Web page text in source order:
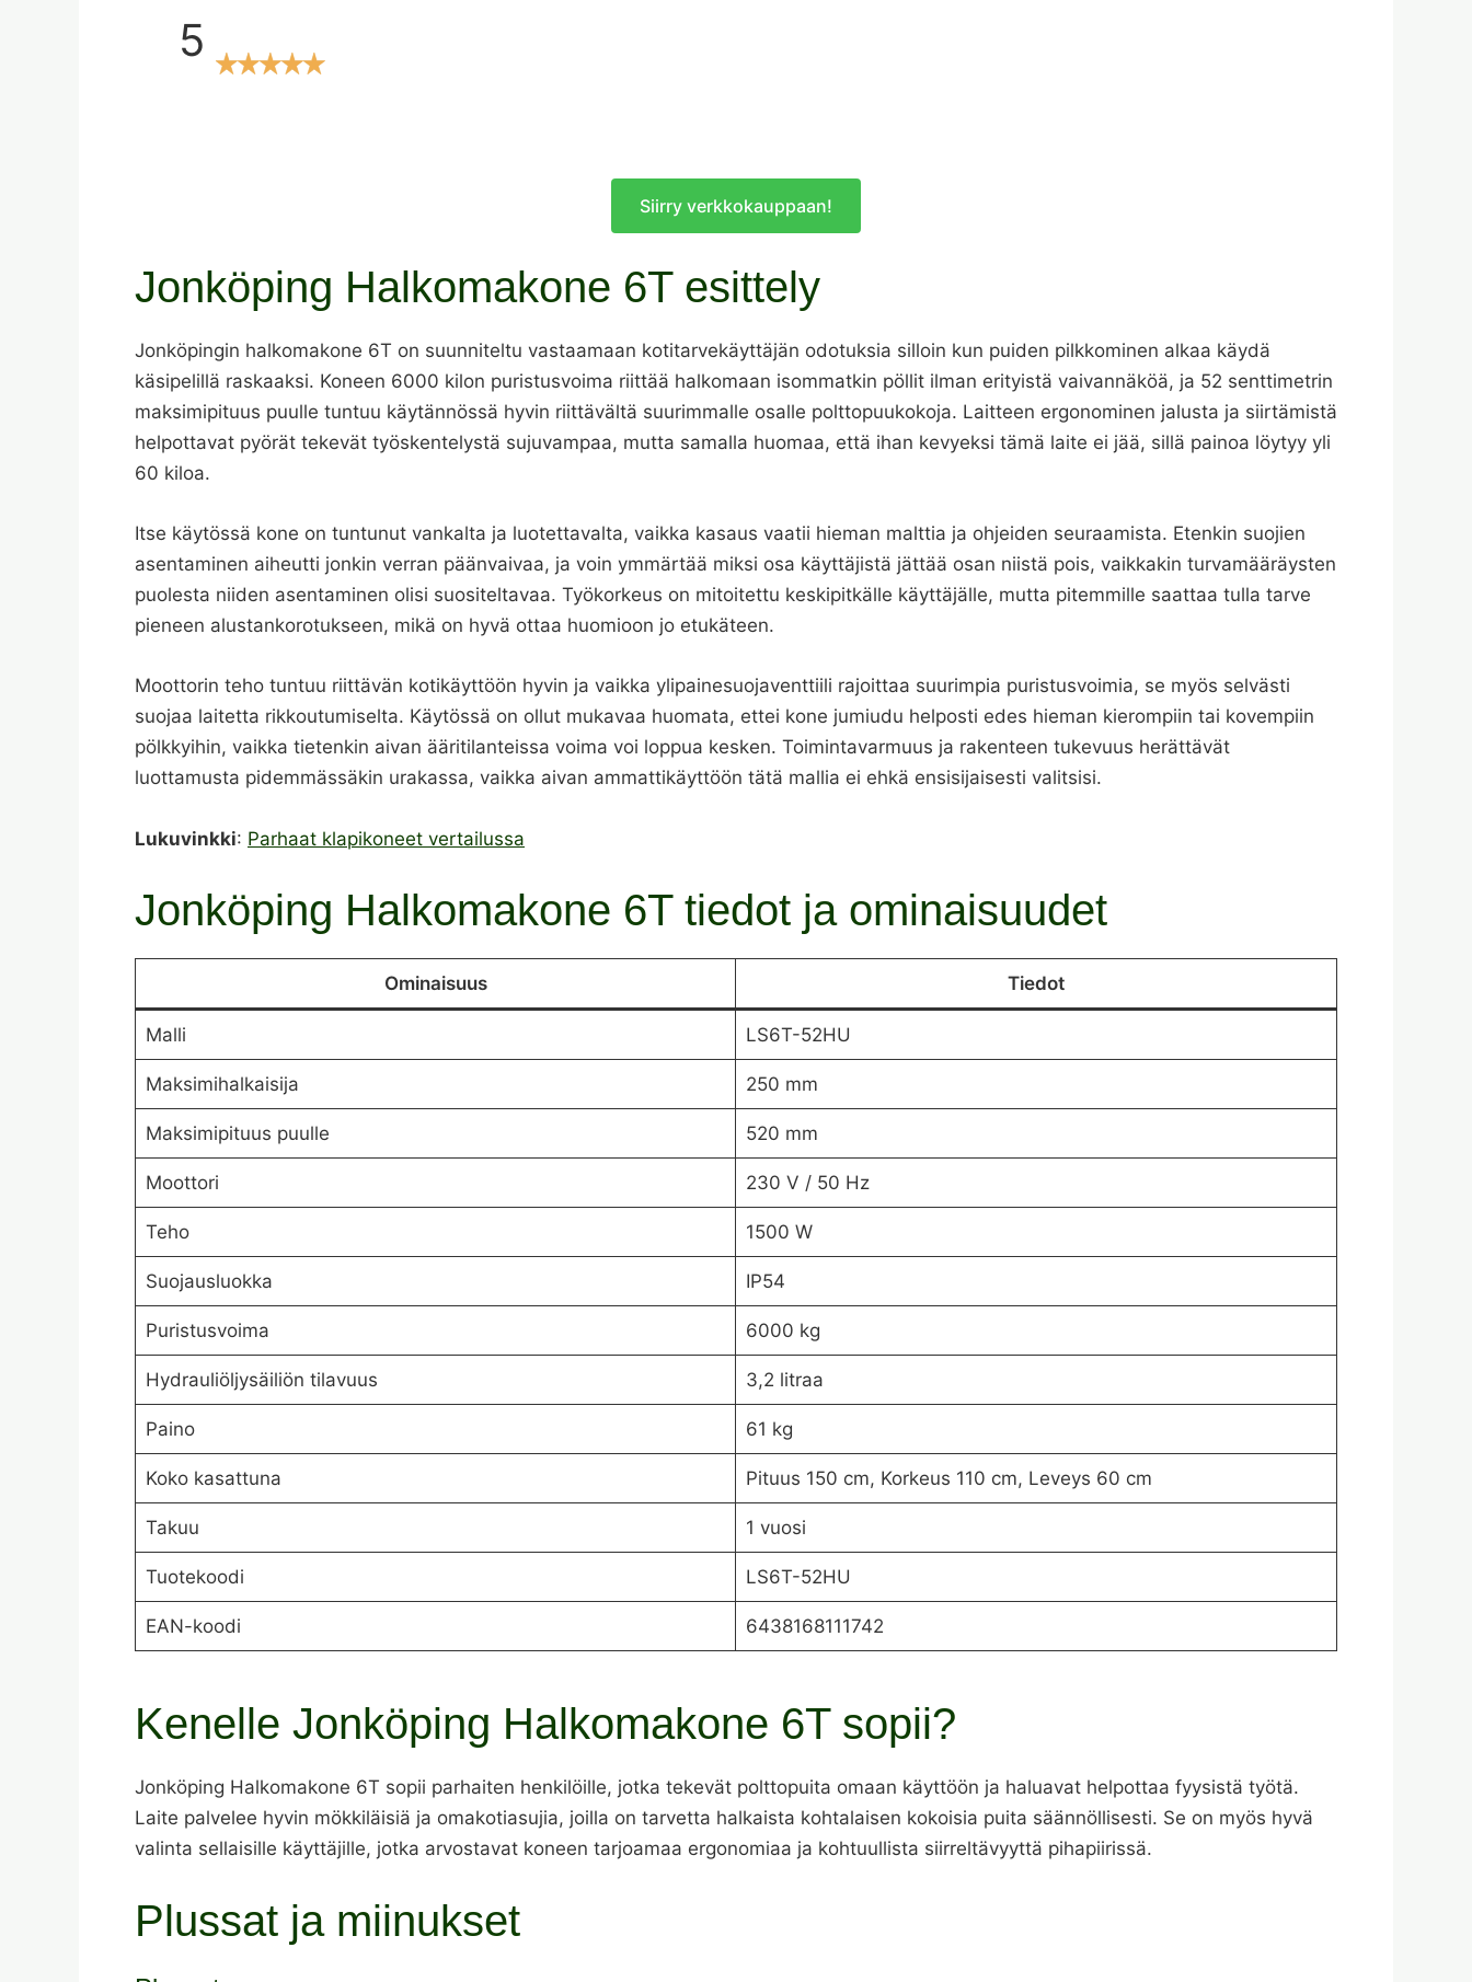
5
Siirry verkkokauppaan!
Jonköping Halkomakone 6T esittely
Jonköpingin halkomakone 6T on suunniteltu vastaamaan kotitarvekäyttäjän odotuksia silloin kun puiden pilkkominen alkaa käydä
käsipelillä raskaaksi. Koneen 6000 kilon puristusvoima riittää halkomaan isommatkin pöllit ilman erityistä vaivannäköä, ja 52 senttimetrin
maksimipituus puulle tuntuu käytännössä hyvin riittävältä suurimmalle osalle polttopuukokoja. Laitteen ergonominen jalusta ja siirtämistä
helpottavat pyörät tekevät työskentelystä sujuvampaa, mutta samalla huomaa, että ihan kevyeksi tämä laite ei jää, sillä painoa löytyy yli
60 kiloa.
Itse käytössä kone on tuntunut vankalta ja luotettavalta, vaikka kasaus vaatii hieman malttia ja ohjeiden seuraamista. Etenkin suojien
asentaminen aiheutti jonkin verran päänvaivaa, ja voin ymmärtää miksi osa käyttäjistä jättää osan niistä pois, vaikkakin turvamääräysten
puolesta niiden asentaminen olisi suositeltavaa. Työkorkeus on mitoitettu keskipitkälle käyttäjälle, mutta pitemmille saattaa tulla tarve
pieneen alustankorotukseen, mikä on hyvä ottaa huomioon jo etukäteen.
Moottorin teho tuntuu riittävän kotikäyttöön hyvin ja vaikka ylipainesuojaventtiili rajoittaa suurimpia puristusvoimia, se myös selvästi
suojaa laitetta rikkoutumiselta. Käytössä on ollut mukavaa huomata, ettei kone jumiudu helposti edes hieman kierompiin tai kovempiin
pölkkyihin, vaikka tietenkin aivan ääritilanteissa voima voi loppua kesken. Toimintavarmuus ja rakenteen tukevuus herättävät
luottamusta pidemmässäkin urakassa, vaikka aivan ammattikäyttöön tätä mallia ei ehkä ensisijaisesti valitsisi.
Lukuvinkki: Parhaat klapikoneet vertailussa
Jonköping Halkomakone 6T tiedot ja ominaisuudet
Ominaisuus Tiedot
Malli LS6T-52HU
Maksimihalkaisija 250 mm
Maksimipituus puulle 520 mm
Moottori 230 V / 50 Hz
Teho 1500 W
Suojausluokka IP54
Puristusvoima 6000 kg
Hydrauliöljysäiliön tilavuus 3,2 litraa
Paino 61 kg
Koko kasattuna Pituus 150 cm, Korkeus 110 cm, Leveys 60 cm
Takuu 1 vuosi
Tuotekoodi LS6T-52HU
EAN-koodi 6438168111742
Kenelle Jonköping Halkomakone 6T sopii?
Jonköping Halkomakone 6T sopii parhaiten henkilöille, jotka tekevät polttopuita omaan käyttöön ja haluavat helpottaa fyysistä työtä.
Laite palvelee hyvin mökkiläisiä ja omakotiasujia, joilla on tarvetta halkaista kohtalaisen kokoisia puita säännöllisesti. Se on myös hyvä
valinta sellaisille käyttäjille, jotka arvostavat koneen tarjoamaa ergonomiaa ja kohtuullista siirreltävyyttä pihapiirissä.
Plussat ja miinukset